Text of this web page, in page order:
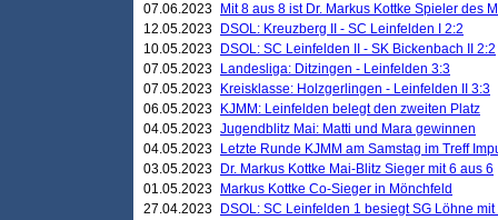
07.06.2023
Mit 8 aus 8 ist Dr. Markus Kottke Spieler des
12.05.2023
DSOL: Kreuzberg II - SC Leinfelden I 2:2
10.05.2023
DSOL: SC Leinfelden II - SK Bickenbach II 2:2
07.05.2023
Landesliga: Ditzingen - Leinfelden 3:3
07.05.2023
Kreisklasse: Holzgerlingen - Leinfelden II 3:3
06.05.2023
KJMM: Leinfelden belegt den zweiten Platz
04.05.2023 Jugendblitz Mai: Matti und Mara gewinnen
04.05.2023
Letzte Runde KJMM am Samstag im Treff
03.05.2023
Dr. Markus Kottke Mai-Blitz Sieger mit 6 aus 6
01.05.2023
Markus Kottke Co-Sieger in Mönchfeld
27.04.2023
DSOL: SC Leinfelden 1 besiegt SG Löhne mit